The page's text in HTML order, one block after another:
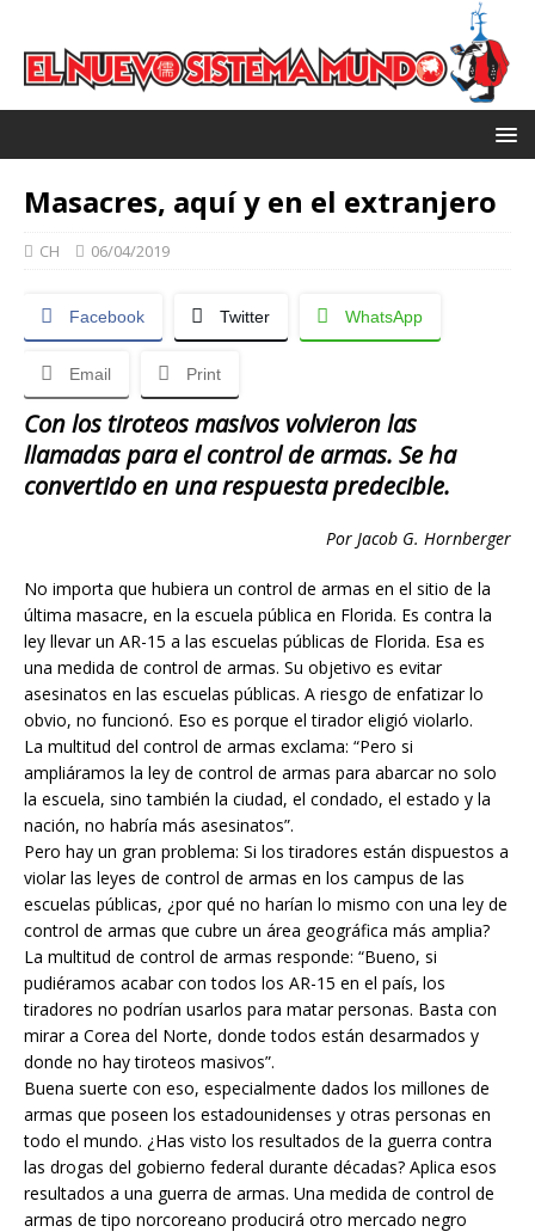
Masacres, aquí y en el extranjero
CH 06/04/2019
Facebook Twitter WhatsApp
Email Print
Con los tiroteos masivos volvieron las
llamadas para el control de armas. Se ha
convertido en una respuesta predecible.
Por Jacob G. Hornberger
No importa que hubiera un control de armas en el sitio de la
última masacre, en la escuela pública en Florida. Es contra la
ley llevar un AR-15 a las escuelas públicas de Florida. Esa es
una medida de control de armas. Su objetivo es evitar
asesinatos en las escuelas públicas. A riesgo de enfatizar lo
obvio, no funcionó. Eso es porque el tirador eligió violarlo.
La multitud del control de armas exclama: “Pero si
ampliáramos la ley de control de armas para abarcar no solo
la escuela, sino también la ciudad, el condado, el estado y la
nación, no habría más asesinatos”.
Pero hay un gran problema: Si los tiradores están dispuestos a
violar las leyes de control de armas en los campus de las
escuelas públicas, ¿por qué no harían lo mismo con una ley de
control de armas que cubre un área geográfica más amplia?
La multitud de control de armas responde: “Bueno, si
pudiéramos acabar con todos los AR-15 en el país, los
tiradores no podrían usarlos para matar personas. Basta con
mirar a Corea del Norte, donde todos están desarmados y
donde no hay tiroteos masivos”.
Buena suerte con eso, especialmente dados los millones de
armas que poseen los estadounidenses y otras personas en
todo el mundo. ¿Has visto los resultados de la guerra contra
las drogas del gobierno federal durante décadas? Aplica esos
resultados a una guerra de armas. Una medida de control de
armas de tipo norcoreano producirá otro mercado negro